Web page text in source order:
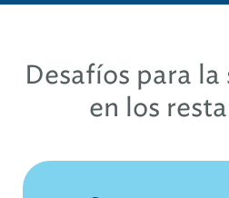
Desafíos para
en los